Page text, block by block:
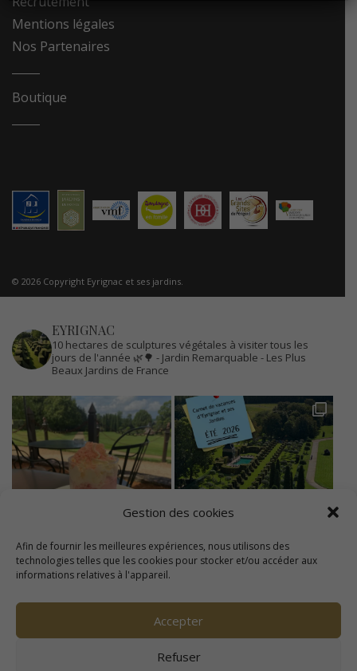
Gestion des cookies
Afin de fournir les meilleures expériences, nous utilisons des
technologies telles que les cookies pour stocker et/ou accéder aux
informations relatives à l'appareil.
Accepter
Refuser
Mentions légales
Nos Partenaires
Boutique
© 2026 Copyright Eyrignac et ses jardins.
EYRIGNAC
10 hectares de sculptures végétales à visiter tous les
jours de l'année 🌿🌳 - Jardin Remarquable - Les Plus
Beaux Jardins de France